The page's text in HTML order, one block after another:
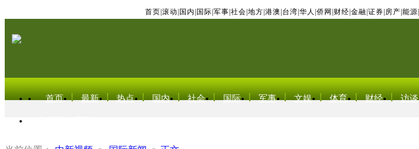
首页 滚动 国内 国际 军事 社会 地方 港澳 台湾 华人 侨网 财经 金融 证券 房产 能源
首页 最新 热点 国内 社会 国际 军事 文娱 体育 财经 访谈